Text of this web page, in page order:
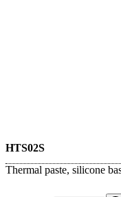
HTS02S
Thermal paste, silicone